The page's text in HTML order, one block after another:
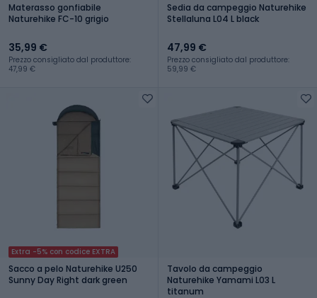
Materasso gonfiabile
Naturehike FC-10 grigio
35,99 €
Prezzo consigliato dal produttore:
47,99 €
Sedia da campeggio Naturehike
Stellaluna L04 L black
47,99 €
Prezzo consigliato dal produttore:
59,99 €
Extra -5% con codice EXTRA
Sacco a pelo Naturehike U250
Sunny Day Right dark green
Tavolo da campeggio
Naturehike Yamami L03 L
titanum